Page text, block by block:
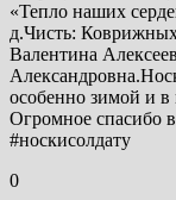
«Тепло наших
д.Чисть:
Валентина
особенно зимой и в
Огромное спасибо
#носкисолдату
0